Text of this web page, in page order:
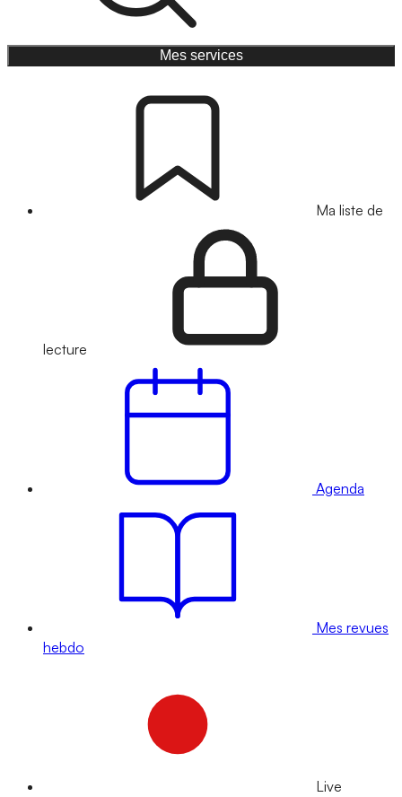
Mes services
Ma liste de
lecture
Agenda
Mes revues
hebdo
Live